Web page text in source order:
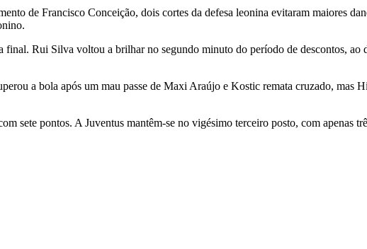
de Francisco Conceição, dois cortes da defesa leonina evitaram maiores
Rui Silva voltou a brilhar no segundo minuto do período de descontos, ao
a bola após um mau passe de Maxi Araújo e Kostic remata cruzado, mas
sete pontos. A Juventus mantêm-se no vigésimo terceiro posto, com apenas